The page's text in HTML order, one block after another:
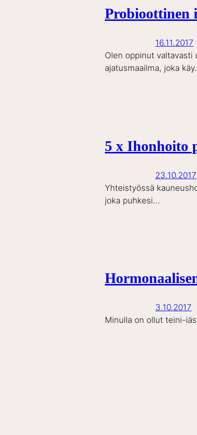
Probioottinen
16.11.2017
Olen oppinut
ajatusmaailma, joka
5 x Ihonhoito
23.10.2017
Yhteistyössä
joka puhkesi…
3.10.2017
Minulla on ollut teini-